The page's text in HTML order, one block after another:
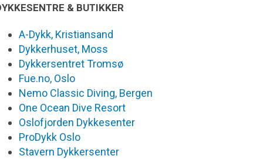
& BUTIKKER
A-Dykk, Kristiansand
Dykkerhuset, Moss
Dykkersentret Tromsø
Fue.no, Oslo
Nemo Classic Diving, Bergen
One Ocean Dive Resort
Oslofjorden Dykkesenter
ProDykk Oslo
Stavern Dykkersenter